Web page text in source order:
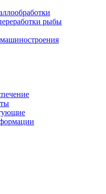
рыбы